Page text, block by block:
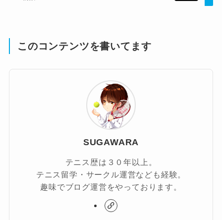
このコンテンツを書いてます
SUGAWARA
テニス歴は３０年以上。
テニス留学・サークル運営なども経験。
趣味でブログ運営をやっております。